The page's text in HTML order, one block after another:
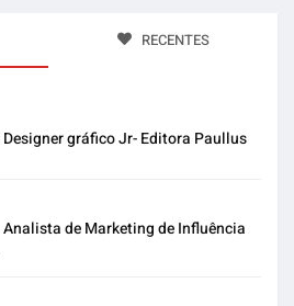
RECENTES
gráfico Jr- Editora Paullus
de Marketing de Influência